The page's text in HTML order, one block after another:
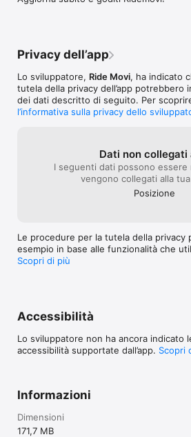
le ultime notizie e promozioni.
Mancanza di una compatibilità tra l’app
dall’app Ridemovi, ma che devo ogni
caricare manualmente sull’app salute
via del mancato collegamento delle
applicazioni) Risolti questi problemi il
servizio può essere valutato 5⭐️ A
il servizio è largamente utilizzato e
(come nel mio caso) a Bologna ma a
minuti dal confine oltre il quale non è
possibile lasciare la bicicletta ☹️
Privacy dell’app
Lo sviluppatore, Ride Movi, ha indicato
tutela della privacy dell’app potrebbero
dei dati descritto di seguito. Per
l’informativa sulla privacy dello
Dati non collegati
I seguenti dati possono essere
vengono collegati alla
Posizione
Le procedure per la tutela della privacy
esempio in base alle funzionalità che
Scopri di più
Accessibilità
Lo sviluppatore non ha ancora indicato
accessibilità supportate dall’app. Scopri
Informazioni
Dimensioni
171,7 MB